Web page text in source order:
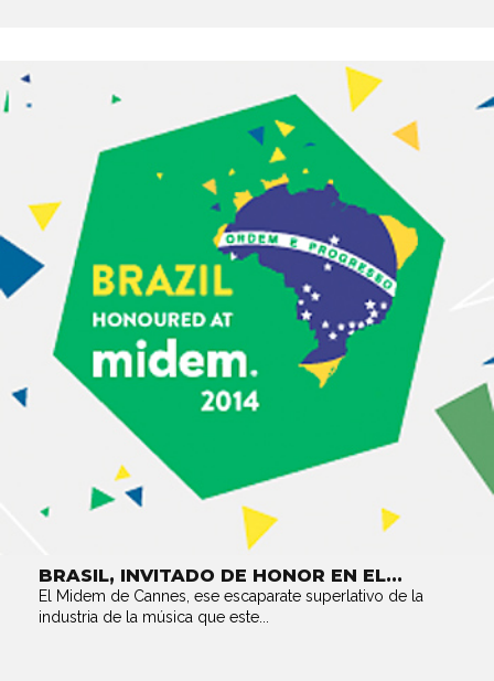
BRASIL, INVITADO DE HONOR EN EL...
El Midem de Cannes, ese escaparate superlativo de la
industria de la música que este...